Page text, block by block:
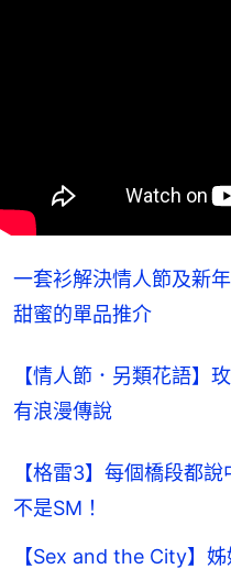
一套衫解決情人節及新
甜蜜的單品推介
【情人節．另類花語】
有浪漫傳說
【格雷3】每個橋段都
不是SM！
【Sex and the City】